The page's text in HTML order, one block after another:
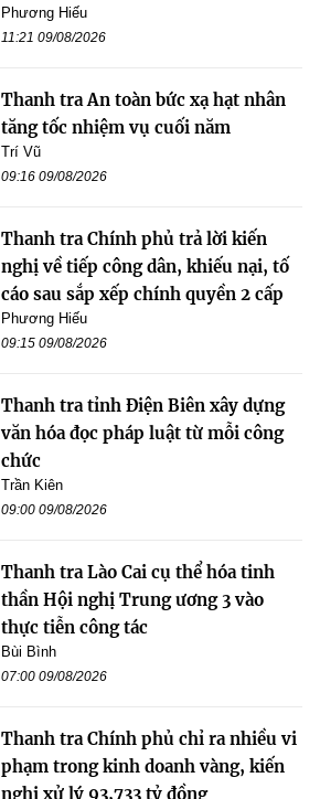
Phương Hiếu
11:21 09/08/2026
Thanh tra An toàn bức xạ hạt nhân
tăng tốc nhiệm vụ cuối năm
Trí Vũ
09:16 09/08/2026
Thanh tra Chính phủ trả lời kiến
nghị về tiếp công dân, khiếu nại, tố
cáo sau sắp xếp chính quyền 2 cấp
Phương Hiếu
09:15 09/08/2026
Thanh tra tỉnh Điện Biên xây dựng
văn hóa đọc pháp luật từ mỗi công
chức
Trần Kiên
09:00 09/08/2026
Thanh tra Lào Cai cụ thể hóa tinh
thần Hội nghị Trung ương 3 vào
thực tiễn công tác
Bùi Bình
07:00 09/08/2026
Thanh tra Chính phủ chỉ ra nhiều vi
phạm trong kinh doanh vàng, kiến
nghị xử lý 93,733 tỷ đồng